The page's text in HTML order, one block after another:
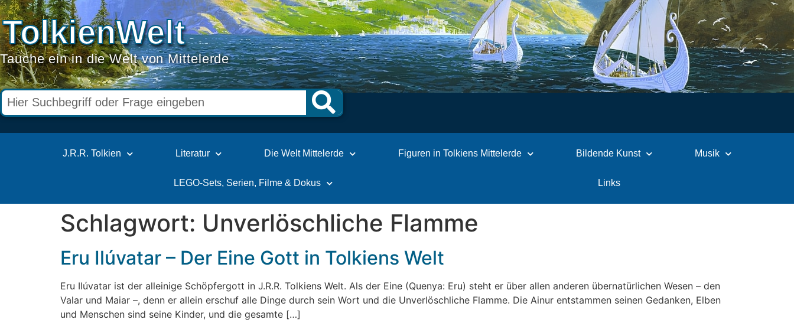
TolkienWelt
Tauche ein in die Welt von Mittelerde
J.R.R. Tolkien Literatur Die Welt Mittelerde Figuren in Tolkiens Mittelerde Bildende Kunst Musik
LEGO-Sets, Serien, Filme & Dokus Links
Schlagwort: Unverlöschliche Flamme
Eru Ilúvatar – Der Eine Gott in Tolkiens Welt
Eru Ilúvatar ist der alleinige Schöpfergott in J.R.R. Tolkiens Welt. Als der Eine (Quenya: Eru) steht er über allen anderen übernatürlichen Wesen – den
Valar und Maiar –, denn er allein erschuf alle Dinge durch sein Wort und die Unverlöschliche Flamme. Die Ainur entstammen seinen Gedanken, Elben
und Menschen sind seine Kinder, und die gesamte […]